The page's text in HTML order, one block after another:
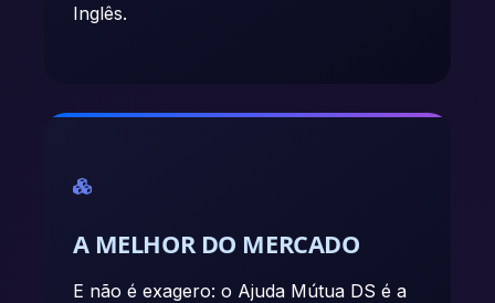
Inglês.
A MELHOR DO MERCADO
E não é exagero: o Ajuda Mútua DS é a